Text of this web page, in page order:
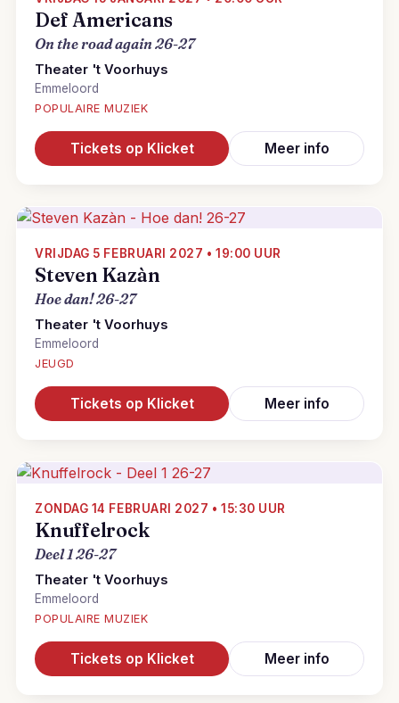
Def Americans
On the road again 26-27
Theater 't Voorhuys
Emmeloord
POPULAIRE MUZIEK
Tickets op Klicket Meer info
VRIJDAG 5 FEBRUARI 2027 • 19:00 UUR
Steven Kazàn
Hoe dan! 26-27
Theater 't Voorhuys
Emmeloord
JEUGD
Tickets op Klicket Meer info
ZONDAG 14 FEBRUARI 2027 • 15:30 UUR
Knuffelrock
Deel 1 26-27
Theater 't Voorhuys
Emmeloord
POPULAIRE MUZIEK
Tickets op Klicket Meer info